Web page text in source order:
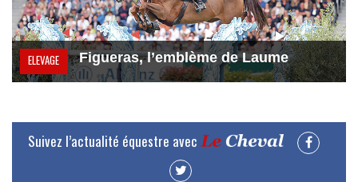
ELEVAGE Figueras, l’emblème de Laume
Suivez l’actualité équestre avec